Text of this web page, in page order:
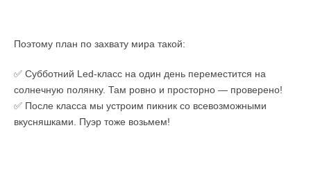
Поэтому план по захвату мира такой:
✅ Субботний Led-класс на один день переместится на
солнечную полянку. Там ровно и просторно — проверено!
✅ После класса мы устроим пикник со всевозможными
вкусняшками. Пуэр тоже возьмем!